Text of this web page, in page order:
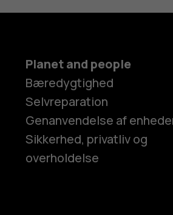
Planet and people
Bæredygtighed
Selvreparation
Genanvendelse af
Sikkerhed, privatliv og
overholdelse